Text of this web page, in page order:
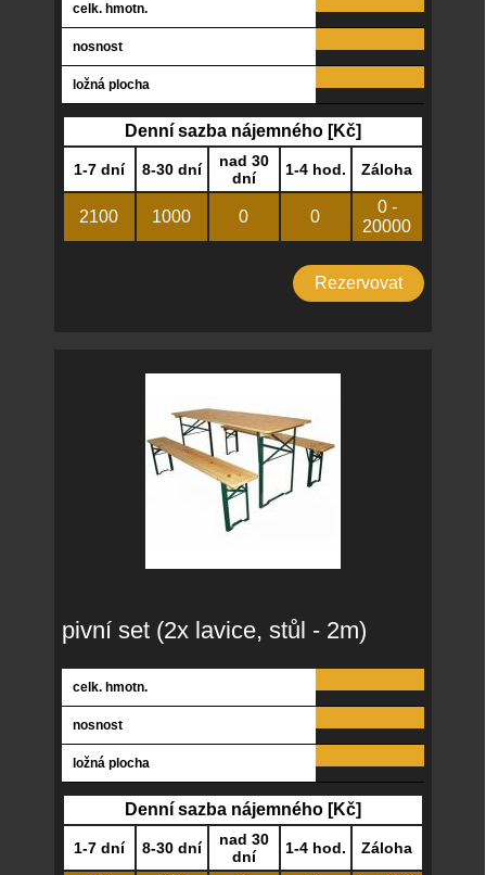
celk. hmotn.
nosnost
ložná plocha
Denní sazba nájemného [Kč]
1-7 dní 8-30 dní
nad 30
dní
1-4 hod. Záloha
2100 1000 0 0
0 -
20000
Rezervovat
pivní set (2x lavice, stůl - 2m)
celk. hmotn.
nosnost
ložná plocha
Denní sazba nájemného [Kč]
1-7 dní 8-30 dní
nad 30
dní
1-4 hod. Záloha